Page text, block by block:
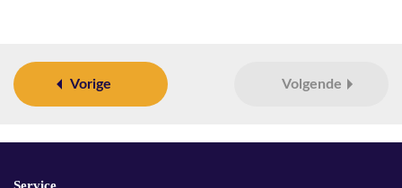
Vorige Volgende
Service